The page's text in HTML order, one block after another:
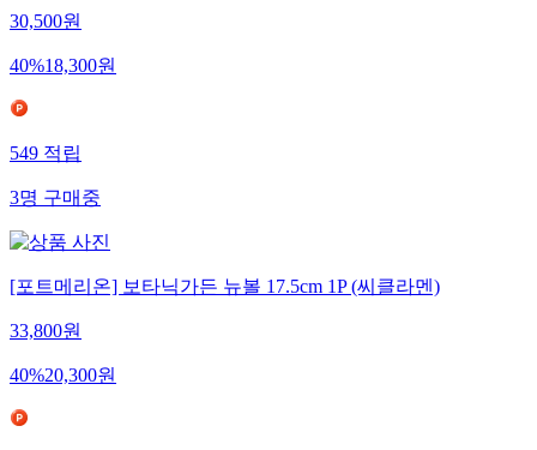
30,500원
40%18,300원
549 적립
3명 구매중
[포트메리온] 보타닉가든 뉴볼 17.5cm 1P (씨클라멘)
33,800원
40%20,300원